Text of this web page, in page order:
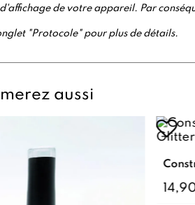
de votre appareil. Par
"Protocole" pour plus de détails.
aussi